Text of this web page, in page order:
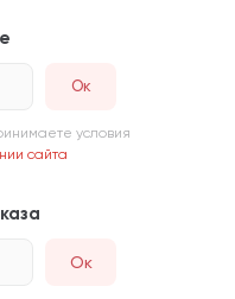
условия
сайта
Ок